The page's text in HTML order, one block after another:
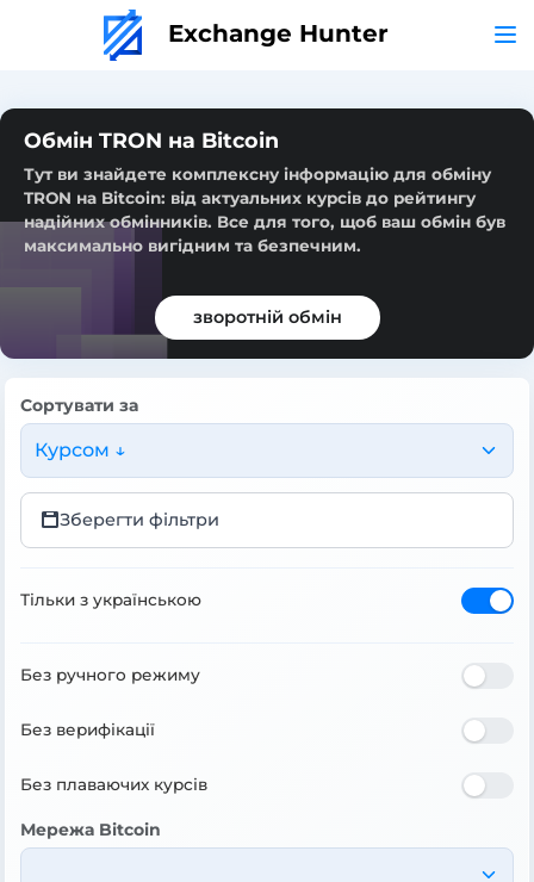
Exchange Hunter
Обмін TRON на Bitcoin
Тут ви знайдете комплексну інформацію для обміну
TRON на Bitcoin: від актуальних курсів до рейтингу
надійних обмінників. Все для того, щоб ваш обмін був
максимально вигідним та безпечним.
зворотній обмін
Сортувати за
Курсом ↓
Зберегти фільтри
Тільки з українською
Без ручного режиму
Без верифікації
Без плаваючих курсів
Мережа Bitcoin